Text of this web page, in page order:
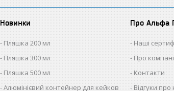
Новинки
Пляшка 200 мл
Пляшка 300 мл
Пляшка 500 мл
Алюмінієвий контейнер для кейков
Про Альфа
Наші
Про
Контакти
Відгуки про